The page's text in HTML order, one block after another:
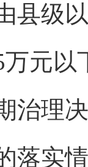
县级
元
治理
落实